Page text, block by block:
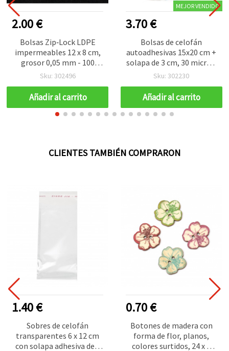
2.00 €
Bolsas Zip‑Lock LDPE
impermeables 12 x 8 cm,
grosor 0,05 mm - 100
unidades
Sku: 302496
Añadir al carrito
MEJOR VENDIDO
3.70 €
Bolsas de celofán
autoadhesivas 15x20 cm +
solapa de 3 cm, 30 micras,
transparentes - Pack de
Sku: 302230
Añadir al carrito
CLIENTES TAMBIÉN COMPRARON
1.40 €
Sobres de celofán
transparentes 6 x 12 cm
con solapa adhesiva de 4
0.70 €
Botones de madera con
forma de flor, planos,
colores surtidos, 24 x 2